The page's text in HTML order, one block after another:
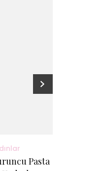
Pasta